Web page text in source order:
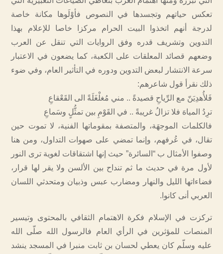
تعكس حياتهم وتجسدها في النصوص فأوْلَوها مكانة خاصة
لدرجة أنهم اتخذوا البيت الحرام مركزا خاصا للإعلام بهذا
التدوين وتشريف قدره وفق الروايات التي تنقل عن العرب
وضعهم قصائد المعلقات على الكعبة، كما يضعون في الاعتبار
سرعة الانتشار لبعض التدوين ودوره في التأثير العام، وفي ضوء
ذلك نقرأ قول شاعرهم:
فَلأُهدِيَنّ مع الرِّياحِ قصيدةً .. مني مُغلْغَلَةً الى القَعْقاعِ
ترِدُ المياهَ فلا تزالُ غريبةً .. في القَوْمِ بين تمثُّلٍ وسَماعِ
فالكلمات الموجهَة، والمتصفة بمقوماتها الفنية، لا تموت حين
تقال، في عُرفهم، وإنما تمضي على صهوات التداول، ومن هنا
وصفوا الأمثال ب “السائرة” حيث إنها اشتقاقات لغوية ترى النور
لأول مرة في حديث ما ثم تنداح بين الألسن ولا يقر لها قرار،
فضاءاتها الليل والنهار ومضارب عبس وذبيان ومتحدثي اللسان
العربي أنى كانوا.
تركزت في الإسلام فكرة الاهتمام الثقافي بالمحتوى وتيسير
المنصات للمؤثرين في الرأي العام فالرسول الله صلّى الله
عليه وسلّم كان يعطي لحسان بن ثابت منبرا في المسجد ينشد